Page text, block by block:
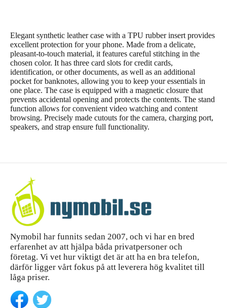
Elegant synthetic leather case with a TPU rubber insert provides
excellent protection for your phone. Made from a delicate,
pleasant-to-touch material, it features careful stitching in the
chosen color. It has three card slots for credit cards,
identification, or other documents, as well as an additional
pocket for banknotes, allowing you to keep your essentials in
one place. The case is equipped with a magnetic closure that
prevents accidental opening and protects the contents. The stand
function allows for convenient video watching and content
browsing. Precisely made cutouts for the camera, charging port,
speakers, and strap ensure full functionality.
Nymobil har funnits sedan 2007, och vi har en bred
erfarenhet av att hjälpa båda privatpersoner och
företag. Vi vet hur viktigt det är att ha en bra telefon,
därför ligger vårt fokus på att leverera hög kvalitet till
låga priser.